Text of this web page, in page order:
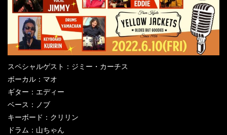
スペシャルゲスト：ジミー・カーチス
ボーカル：マオ
ギター：エディー
ベース：ノブ
キーボード：クリリン
ドラム：山ちゃん